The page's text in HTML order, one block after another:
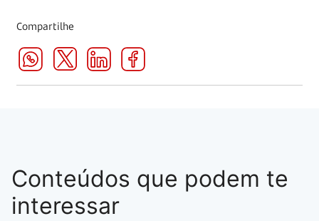
Compartilhe
Conteúdos que podem te
interessar